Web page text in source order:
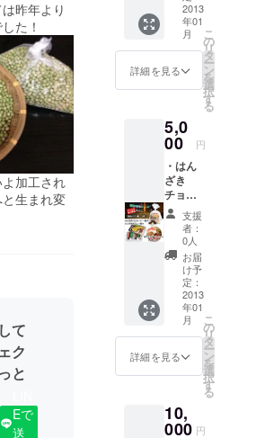
昨年より
た！
加工され
生まれ変
て
ク
と
Eで
送
（湯原
温泉の
５軒を
自由に
入湯す
ること
ができ
通常は
１軒で
1,000円
なので
とても
お得で
す！！
） ・湯
原産青
大豆き
よみど
り「キ
ヨミド
リ豆カ
レー」
レトル
トパッ
2013
年01
月
詳細を見る
こ
の
リ
タ
ー
ン
を
選
択
す
る
5,0
00 円
・はん
ざき
チョコ
レート1
袋 （女
将会プ
ロ
デュー
ス） ・
はんざ
きサブ
レ1箱
・“FAA
VO岡
山”限定
「湯め
券2枚
（湯原
支援
者：
0人
お届
け予
定：
2013
年01
月
詳細を見る
こ
の
リ
タ
ー
ン
を
選
択
す
る
10,
000 円